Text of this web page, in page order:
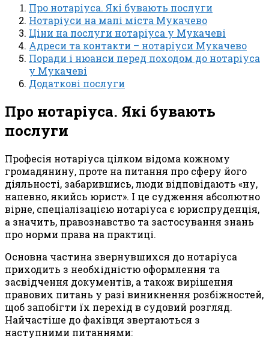
Про нотаріуса. Які бувають послуги
Нотаріуси на мапі міста Мукачево
Ціни на послуги нотаріуса у Мукачеві
Адреси та контакти – нотаріуси Мукачево
Поради і нюанси перед походом до нотаріуса
у Мукачеві
Додаткові послуги
Про нотаріуса. Які бувають
послуги
Професія нотаріуса цілком відома кожному
громадянину, проте на питання про сферу його
діяльності, забарившись, люди відповідають «ну,
напевно, якийсь юрист». І це судження абсолютно
вірне, спеціалізацією нотаріуса є юриспруденція,
а значить, правознавство та застосування знань
про норми права на практиці.
Основна частина звернувшихся до нотаріуса
приходить з необхідністю оформлення та
засвідчення документів, а також вирішення
правових питань у разі виникнення розбіжностей,
щоб запобігти їх перехід в судовий розгляд.
Найчастіше до фахівця звертаються з
наступними питаннями: